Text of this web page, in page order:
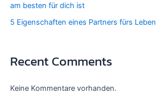
am besten für dich ist
5 Eigenschaften eines Partners fürs Leben
Recent Comments
Keine Kommentare vorhanden.